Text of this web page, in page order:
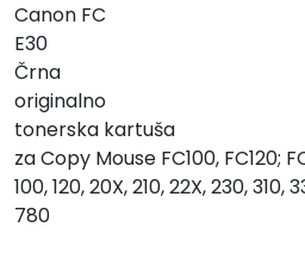
Canon FC
E30
Črna
originalno
tonerska kartuša
za Copy Mouse FC100, FC120;
100, 120, 20X, 210, 22X, 230,
780